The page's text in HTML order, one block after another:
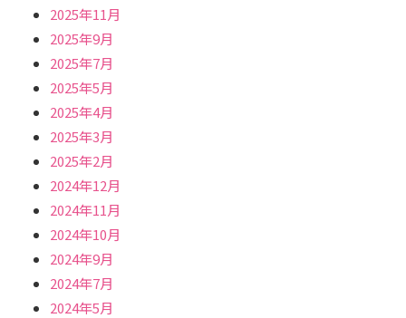
2025年11月
2025年9月
2025年7月
2025年5月
2025年4月
2025年3月
2025年2月
2024年12月
2024年11月
2024年10月
2024年9月
2024年7月
2024年5月